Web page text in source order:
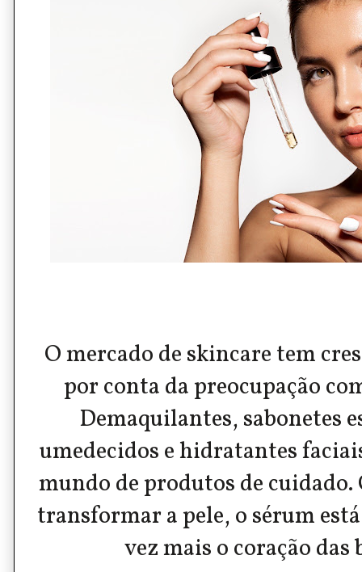
O mercado de skincare tem
por conta da preocupação
Demaquilantes, sabonetes
umedecidos e hidratantes
mundo de produtos de cuidado.
transformar a pele, o sérum
vez mais o coração